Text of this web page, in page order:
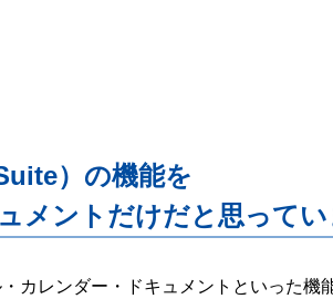
）の機能を
メントだけだと思って
カレンダー・ドキュメントといった機